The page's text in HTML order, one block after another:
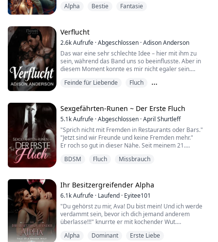
seinem Herzen betäuben, bevor er den Wunsch seiner
"Du wirst einen Erben zeugen, bevor der Fluch dich...
Alpha Bestie Fantasie
Verflucht
2.6kAufrufe ·Abgeschlossen ·Adison Anderson
Das war eine sehr schlechte Idee – hier mit ihm zu
sein, während das Band uns so beeinflusste. Aber in
diesem Moment konnte es mir nicht egaler sein.
"Du solltest wahrscheinlich gehen, Kassie."
Flüstern.
"Weil ich nicht weiß, wie viel mehr von deinem
Berühren ich ertragen kann, ohne etwas zu tun, das wir
beide bereuen werden."
Das Ziehen des ...
Feinde für Liebende
Fluch
Sexgefährten-Runen ~ Der Erste Fluch
5.1kAufrufe ·Abgeschlossen ·April Shurtleff
"Sprich nicht mit Fremden in Restaurants oder Bars."
"Jetzt sind wir Freunde und keine Fremden mehr."
Er roch so gut in dieser Nähe. Seit meinem 21.
zu sehen, ließ diesen Traum immer wieder erscheinen.
die ich mir mit ihm in meinen Trä...
BDSM Fluch Missbrauch
Ihr Besitzergreifender Alpha
6.1kAufrufe · Laufend · Eyitee101
"Du gehörst zu mir, Ava! Du bist mein! Und ich werde
verdammt sein, bevor ich dich jemand anderem
überlasse!!!" knurrte er mit kochender Wut.
Die früheren Anführer des Mondlicht-Rudels hatten
Alpha Dominant Erste Liebe